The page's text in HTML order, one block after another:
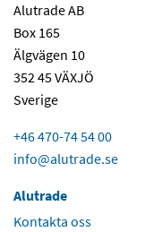
Alutrade AB
Box 165
Älgvägen 10
352 45 VÄXJÖ
Sverige
+46 470-74 54 00
info@alutrade.se
Alutrade
Kontakta oss